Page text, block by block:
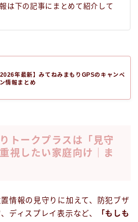
は下の記事にまとめて紹介して
2026年最新】みてねみまもりGPSのキャンペ
情報まとめ
トークプラスは「見守
視したい家庭向け｜ま
情報の見守りに加えて、防犯ブザ
ディスプレイ表示など、
「もしも